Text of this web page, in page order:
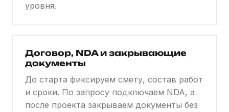
уровня.
Договор, NDA и закрывающие
документы
До старта фиксируем смету, состав работ
и сроки. По запросу подключаем NDA, а
после проекта закрываем документы без